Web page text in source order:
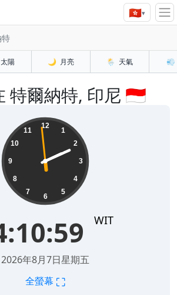
🇭🇰▾
太陽 🌙 月亮 🌦️ 天氣 💨
特爾納特, 印尼 🇮🇩
12
1
2
3
4
5
6
7
8
9
10
11
WIT
2026年8月7日星期五
全螢幕 ⛶